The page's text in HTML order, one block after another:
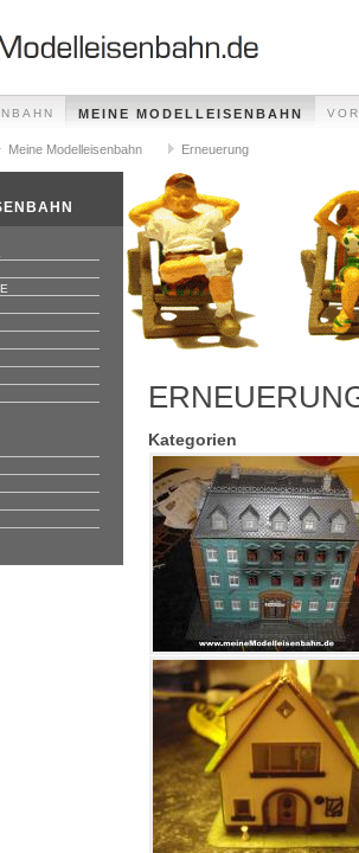
MEINE MODELLEISENBAHN
Meine Modelleisenbahn Erneuerung
Kategorien